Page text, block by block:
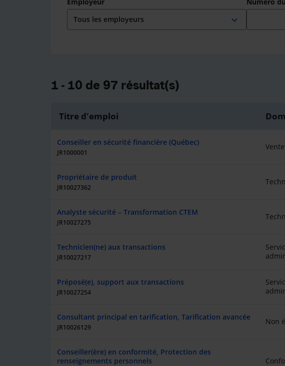
expand_more
1 - 10 de 97 résultat(s)
Titre d'emploi
Conseiller en sécurité financière (Québec)
JR1000001
Propriétaire de produit
JR10027362
Analyste sécurité – Transformation CTEM
JR10027275
Technicien(ne) aux transactions
JR10027217
Préposé(e), support aux transactions
JR10027254
Consultant principal en tarification, Tarification avancée
JR10026129
Non
Conseiller(ère) en conformité, Protection des
renseignements personnels